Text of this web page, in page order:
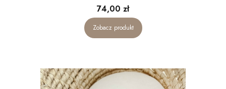
Cena
74,00 zł
Zobacz produkt